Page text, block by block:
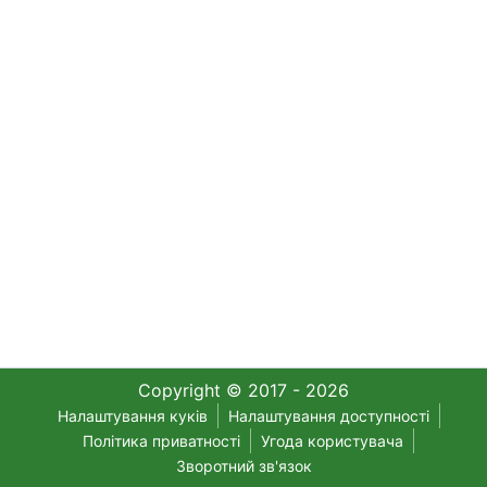
Copyright © 2017 - 2026
Налаштування куків
Налаштування доступності
Політика приватності
Угода користувача
Зворотний зв'язок